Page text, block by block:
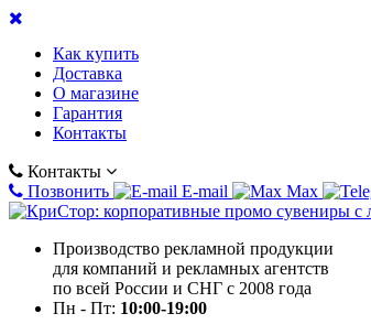
Как купить
Доставка
О магазине
Гарантия
Контакты
Контакты
Позвонить
E-mail Max
Производство рекламной продукции
для компаний и рекламных агентств
по всей России и СНГ с 2008 года
Пн - Пт: 10:00-19:00